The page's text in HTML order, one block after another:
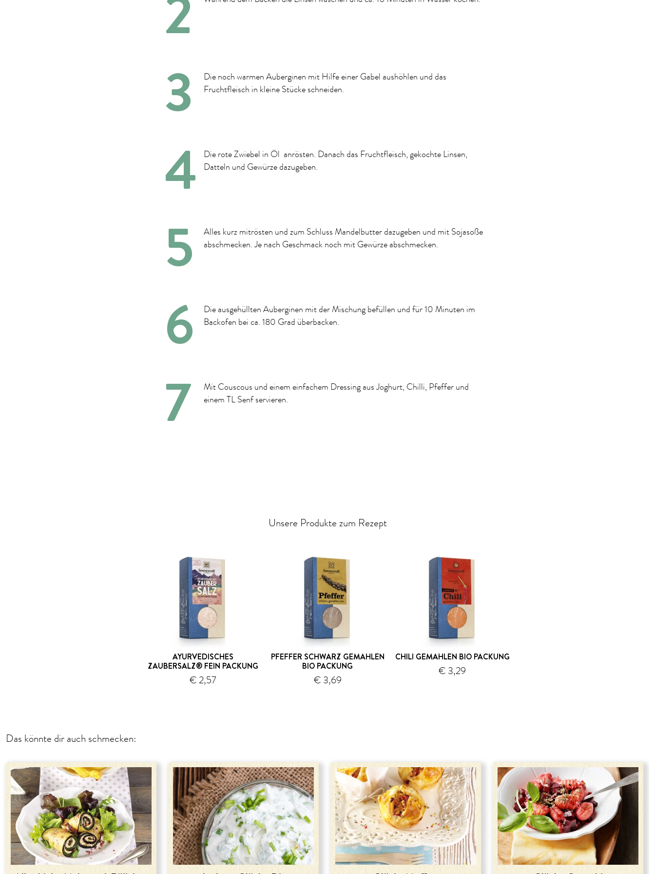
Die noch warmen Auberginen mit Hilfe einer Gabel aushöhlen und das
Fruchtfleisch in kleine Stücke schneiden.
Die rote Zwiebel in Öl anrösten. Danach das Fruchtfleisch, gekochte Linsen,
Datteln und Gewürze dazugeben.
Alles kurz mitrösten und zum Schluss Mandelbutter dazugeben und mit Sojasoße
abschmecken. Je nach Geschmack noch mit Gewürze abschmecken.
Die ausgehüllten Auberginen mit der Mischung befüllen und für 10 Minuten im
Backofen bei ca. 180 Grad überbacken.
Mit Couscous und einem einfachem Dressing aus Joghurt, Chilli, Pfeffer und
einem TL Senf servieren.
Unsere Produkte zum Rezept
AYURVEDISCHES
ZAUBERSALZ® FEIN PACKUNG
€ 2,57
PFEFFER SCHWARZ GEMAHLEN
BIO PACKUNG
€ 3,69Versand
CHILI GEMAHLEN BIO PACKUNG
€ 3,29
Das könnte dir auch schmecken: